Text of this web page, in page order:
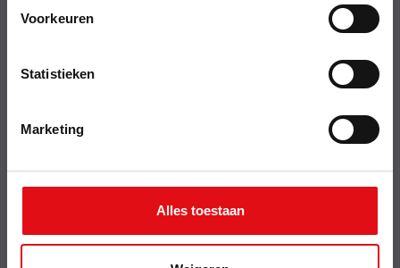
Voorkeuren
Statistieken
Marketing
Alles toestaan
Over ons
Transportkosten
Snel naar
Nieuwsbrief